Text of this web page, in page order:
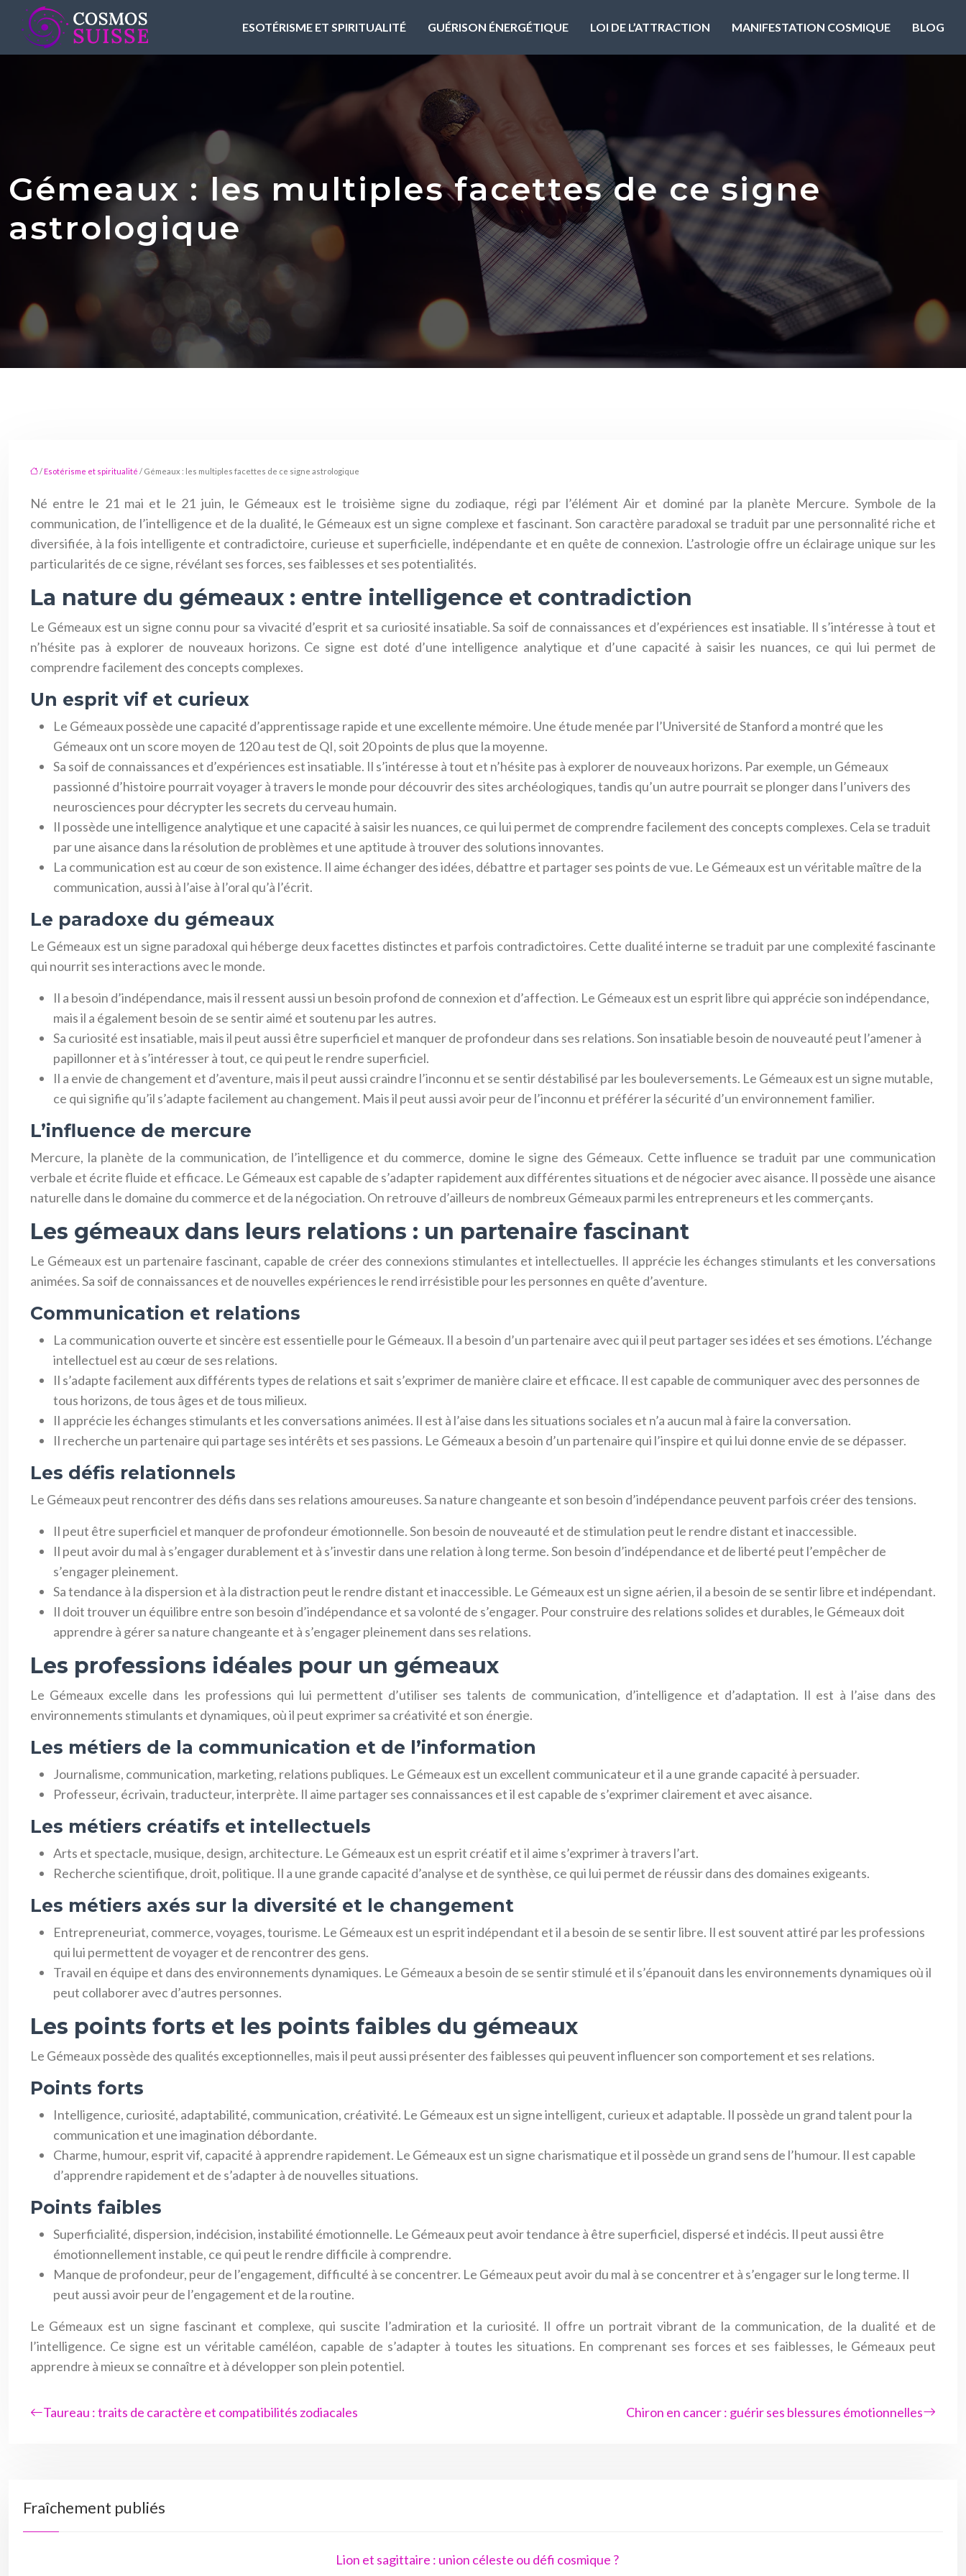
ESOTÉRISME ET SPIRITUALITÉ GUÉRISON ÉNERGÉTIQUE LOI DE L’ATTRACTION MANIFESTATION COSMIQUE BLOG
Gémeaux : les multiples facettes de ce signe
astrologique
/ Esotérisme et spiritualité / Gémeaux : les multiples facettes de ce signe astrologique
Né entre le 21 mai et le 21 juin, le Gémeaux est le troisième signe du zodiaque, régi par l’élément Air et dominé par la planète Mercure. Symbole de la
communication, de l’intelligence et de la dualité, le Gémeaux est un signe complexe et fascinant. Son caractère paradoxal se traduit par une personnalité riche et
diversifiée, à la fois intelligente et contradictoire, curieuse et superficielle, indépendante et en quête de connexion. L’astrologie offre un éclairage unique sur les
particularités de ce signe, révélant ses forces, ses faiblesses et ses potentialités.
La nature du gémeaux : entre intelligence et contradiction
Le Gémeaux est un signe connu pour sa vivacité d’esprit et sa curiosité insatiable. Sa soif de connaissances et d’expériences est insatiable. Il s’intéresse à tout et
n’hésite pas à explorer de nouveaux horizons. Ce signe est doté d’une intelligence analytique et d’une capacité à saisir les nuances, ce qui lui permet de
comprendre facilement des concepts complexes.
Un esprit vif et curieux
Le Gémeaux possède une capacité d’apprentissage rapide et une excellente mémoire. Une étude menée par l’Université de Stanford a montré que les
Gémeaux ont un score moyen de 120 au test de QI, soit 20 points de plus que la moyenne.
Sa soif de connaissances et d’expériences est insatiable. Il s’intéresse à tout et n’hésite pas à explorer de nouveaux horizons. Par exemple, un Gémeaux
passionné d’histoire pourrait voyager à travers le monde pour découvrir des sites archéologiques, tandis qu’un autre pourrait se plonger dans l’univers des
neurosciences pour décrypter les secrets du cerveau humain.
Il possède une intelligence analytique et une capacité à saisir les nuances, ce qui lui permet de comprendre facilement des concepts complexes. Cela se traduit
par une aisance dans la résolution de problèmes et une aptitude à trouver des solutions innovantes.
La communication est au cœur de son existence. Il aime échanger des idées, débattre et partager ses points de vue. Le Gémeaux est un véritable maître de la
communication, aussi à l’aise à l’oral qu’à l’écrit.
Le paradoxe du gémeaux
Le Gémeaux est un signe paradoxal qui héberge deux facettes distinctes et parfois contradictoires. Cette dualité interne se traduit par une complexité fascinante
qui nourrit ses interactions avec le monde.
Il a besoin d’indépendance, mais il ressent aussi un besoin profond de connexion et d’affection. Le Gémeaux est un esprit libre qui apprécie son indépendance,
mais il a également besoin de se sentir aimé et soutenu par les autres.
Sa curiosité est insatiable, mais il peut aussi être superficiel et manquer de profondeur dans ses relations. Son insatiable besoin de nouveauté peut l’amener à
papillonner et à s’intéresser à tout, ce qui peut le rendre superficiel.
Il a envie de changement et d’aventure, mais il peut aussi craindre l’inconnu et se sentir déstabilisé par les bouleversements. Le Gémeaux est un signe mutable,
ce qui signifie qu’il s’adapte facilement au changement. Mais il peut aussi avoir peur de l’inconnu et préférer la sécurité d’un environnement familier.
L’influence de mercure
Mercure, la planète de la communication, de l’intelligence et du commerce, domine le signe des Gémeaux. Cette influence se traduit par une communication
verbale et écrite fluide et efficace. Le Gémeaux est capable de s’adapter rapidement aux différentes situations et de négocier avec aisance. Il possède une aisance
naturelle dans le domaine du commerce et de la négociation. On retrouve d’ailleurs de nombreux Gémeaux parmi les entrepreneurs et les commerçants.
Les gémeaux dans leurs relations : un partenaire fascinant
Le Gémeaux est un partenaire fascinant, capable de créer des connexions stimulantes et intellectuelles. Il apprécie les échanges stimulants et les conversations
animées. Sa soif de connaissances et de nouvelles expériences le rend irrésistible pour les personnes en quête d’aventure.
Communication et relations
La communication ouverte et sincère est essentielle pour le Gémeaux. Il a besoin d’un partenaire avec qui il peut partager ses idées et ses émotions. L’échange
intellectuel est au cœur de ses relations.
Il s’adapte facilement aux différents types de relations et sait s’exprimer de manière claire et efficace. Il est capable de communiquer avec des personnes de
tous horizons, de tous âges et de tous milieux.
Il apprécie les échanges stimulants et les conversations animées. Il est à l’aise dans les situations sociales et n’a aucun mal à faire la conversation.
Il recherche un partenaire qui partage ses intérêts et ses passions. Le Gémeaux a besoin d’un partenaire qui l’inspire et qui lui donne envie de se dépasser.
Les défis relationnels
Le Gémeaux peut rencontrer des défis dans ses relations amoureuses. Sa nature changeante et son besoin d’indépendance peuvent parfois créer des tensions.
Il peut être superficiel et manquer de profondeur émotionnelle. Son besoin de nouveauté et de stimulation peut le rendre distant et inaccessible.
Il peut avoir du mal à s’engager durablement et à s’investir dans une relation à long terme. Son besoin d’indépendance et de liberté peut l’empêcher de
s’engager pleinement.
Sa tendance à la dispersion et à la distraction peut le rendre distant et inaccessible. Le Gémeaux est un signe aérien, il a besoin de se sentir libre et indépendant.
Il doit trouver un équilibre entre son besoin d’indépendance et sa volonté de s’engager. Pour construire des relations solides et durables, le Gémeaux doit
apprendre à gérer sa nature changeante et à s’engager pleinement dans ses relations.
Les professions idéales pour un gémeaux
Le Gémeaux excelle dans les professions qui lui permettent d’utiliser ses talents de communication, d’intelligence et d’adaptation. Il est à l’aise dans des
environnements stimulants et dynamiques, où il peut exprimer sa créativité et son énergie.
Les métiers de la communication et de l’information
Journalisme, communication, marketing, relations publiques. Le Gémeaux est un excellent communicateur et il a une grande capacité à persuader.
Professeur, écrivain, traducteur, interprète. Il aime partager ses connaissances et il est capable de s’exprimer clairement et avec aisance.
Les métiers créatifs et intellectuels
Arts et spectacle, musique, design, architecture. Le Gémeaux est un esprit créatif et il aime s’exprimer à travers l’art.
Recherche scientifique, droit, politique. Il a une grande capacité d’analyse et de synthèse, ce qui lui permet de réussir dans des domaines exigeants.
Les métiers axés sur la diversité et le changement
Entrepreneuriat, commerce, voyages, tourisme. Le Gémeaux est un esprit indépendant et il a besoin de se sentir libre. Il est souvent attiré par les professions
qui lui permettent de voyager et de rencontrer des gens.
Travail en équipe et dans des environnements dynamiques. Le Gémeaux a besoin de se sentir stimulé et il s’épanouit dans les environnements dynamiques où il
peut collaborer avec d’autres personnes.
Les points forts et les points faibles du gémeaux
Le Gémeaux possède des qualités exceptionnelles, mais il peut aussi présenter des faiblesses qui peuvent influencer son comportement et ses relations.
Points forts
Intelligence, curiosité, adaptabilité, communication, créativité. Le Gémeaux est un signe intelligent, curieux et adaptable. Il possède un grand talent pour la
communication et une imagination débordante.
Charme, humour, esprit vif, capacité à apprendre rapidement. Le Gémeaux est un signe charismatique et il possède un grand sens de l’humour. Il est capable
d’apprendre rapidement et de s’adapter à de nouvelles situations.
Points faibles
Superficialité, dispersion, indécision, instabilité émotionnelle. Le Gémeaux peut avoir tendance à être superficiel, dispersé et indécis. Il peut aussi être
émotionnellement instable, ce qui peut le rendre difficile à comprendre.
Manque de profondeur, peur de l’engagement, difficulté à se concentrer. Le Gémeaux peut avoir du mal à se concentrer et à s’engager sur le long terme. Il
peut aussi avoir peur de l’engagement et de la routine.
Le Gémeaux est un signe fascinant et complexe, qui suscite l’admiration et la curiosité. Il offre un portrait vibrant de la communication, de la dualité et de
l’intelligence. Ce signe est un véritable caméléon, capable de s’adapter à toutes les situations. En comprenant ses forces et ses faiblesses, le Gémeaux peut
apprendre à mieux se connaître et à développer son plein potentiel.
Taureau : traits de caractère et compatibilités zodiacales Chiron en cancer : guérir ses blessures émotionnelles
Fraîchement publiés
Lion et sagittaire : union céleste ou défi cosmique ?